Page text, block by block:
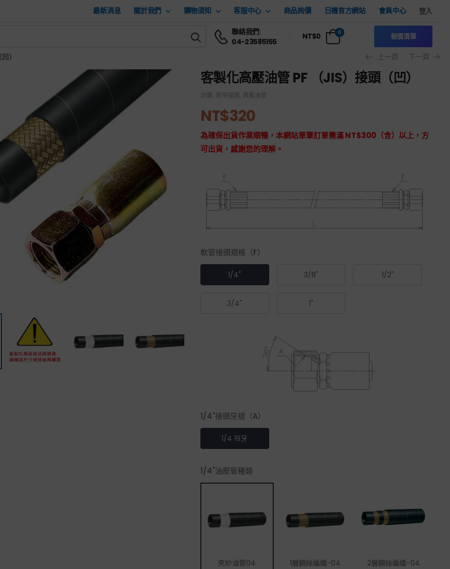
最新消息 關於我們 購物須知 客服中心 商品詢價 日機官方網站 會員中心 登入
聯絡我們:
04-23585155
NT$0 0 報價清單
） 上一頁 下一頁
客製化高壓油管 PF （JIS）接頭（凹）
分類: 管用接頭, 高壓油管
NT$320
為確保出貨作業順暢，本網站單筆訂單需滿 NT$300（含）以上，方
可出貨，感謝您的理解。
軟管接頭規格（F）
1/4" 3/8" 1/2"
3/4" 1"
1/4"接頭牙規（A）
1/4 19牙
1/4"油壓管種類
夾紗油管04 1層鋼絲編織-04 2層鋼絲編織-04